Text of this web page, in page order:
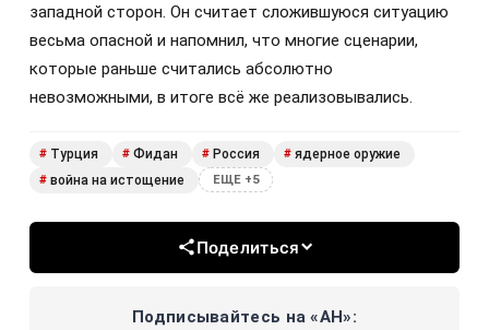
западной сторон. Он считает сложившуюся ситуацию
весьма опасной и напомнил, что многие сценарии,
которые раньше считались абсолютно
невозможными, в итоге всё же реализовывались.
# Турция # Фидан # Россия # ядерное оружие
# война на истощение ЕЩЕ +5
Поделиться
Подписывайтесь на «АН»: